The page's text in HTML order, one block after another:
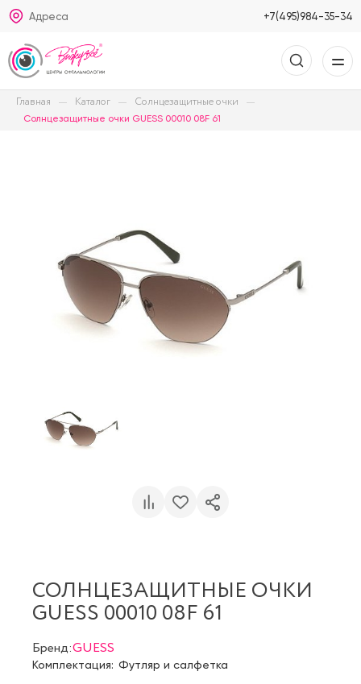
Адреса +7(495)984-35-34
Главная Каталог Солнцезащитные очки
Солнцезащитные очки GUESS 00010 08F 61
СОЛНЦЕЗАЩИТНЫЕ ОЧКИ
GUESS 00010 08F 61
Бренд:GUESS
Комплектация: Футляр и салфетка